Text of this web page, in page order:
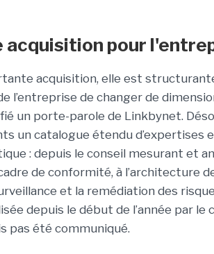
acquisition pour
acquisition, elle est
l’entreprise de changer de
un porte-parole de Linkbynet.
un catalogue étendu d’expertises
: depuis le conseil mesurant et
de conformité, à l’architecture
et la remédiation des
depuis le début de l’année par le
pas été communiqué.